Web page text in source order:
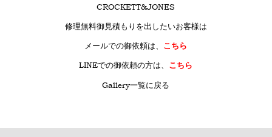
CROCKETT&JONES
修理無料御見積もりを出したいお客様は
メールでの御依頼は、 こちら
LINEでの御依頼の方は、 こちら
Gallery一覧に戻る